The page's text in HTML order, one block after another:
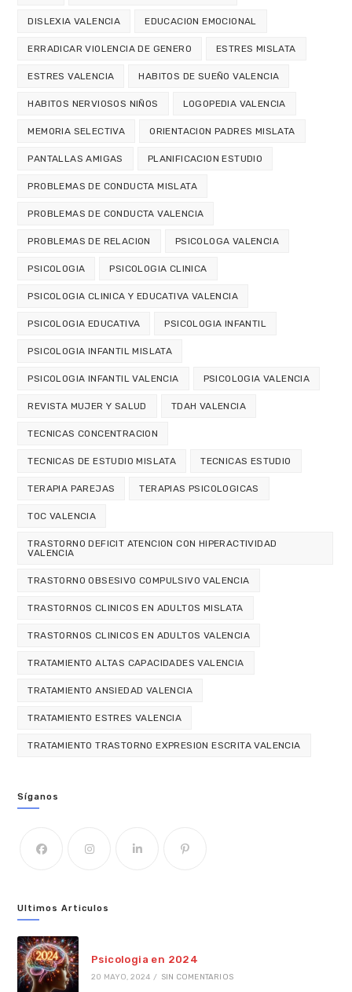
DISLEXIA VALENCIA EDUCACION EMOCIONAL
ERRADICAR VIOLENCIA DE GENERO ESTRES MISLATA
ESTRES VALENCIA HABITOS DE SUEÑO VALENCIA
HABITOS NERVIOSOS NIÑOS LOGOPEDIA VALENCIA
MEMORIA SELECTIVA ORIENTACION PADRES MISLATA
PANTALLAS AMIGAS PLANIFICACION ESTUDIO
PROBLEMAS DE CONDUCTA MISLATA
PROBLEMAS DE CONDUCTA VALENCIA
PROBLEMAS DE RELACION PSICOLOGA VALENCIA
PSICOLOGIA PSICOLOGIA CLINICA
PSICOLOGIA CLINICA Y EDUCATIVA VALENCIA
PSICOLOGIA EDUCATIVA PSICOLOGIA INFANTIL
PSICOLOGIA INFANTIL MISLATA
PSICOLOGIA INFANTIL VALENCIA PSICOLOGIA VALENCIA
REVISTA MUJER Y SALUD TDAH VALENCIA
TECNICAS CONCENTRACION
TECNICAS DE ESTUDIO MISLATA TECNICAS ESTUDIO
TERAPIA PAREJAS TERAPIAS PSICOLOGICAS
TOC VALENCIA
TRASTORNO DEFICIT ATENCION CON HIPERACTIVIDAD
VALENCIA
TRASTORNO OBSESIVO COMPULSIVO VALENCIA
TRASTORNOS CLINICOS EN ADULTOS MISLATA
TRASTORNOS CLINICOS EN ADULTOS VALENCIA
TRATAMIENTO ALTAS CAPACIDADES VALENCIA
TRATAMIENTO ANSIEDAD VALENCIA
TRATAMIENTO ESTRES VALENCIA
TRATAMIENTO TRASTORNO EXPRESION ESCRITA VALENCIA
Síganos
Ultimos Articulos
Psicologia en 2024
20 MAYO, 2024 / SIN COMENTARIOS